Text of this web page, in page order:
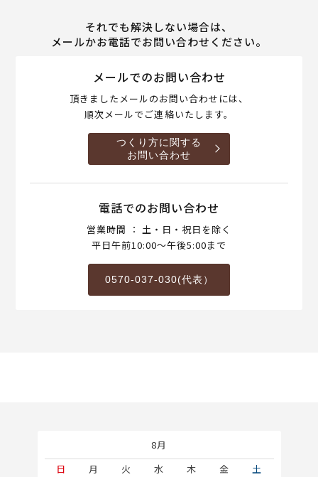
それでも解決しない場合は、
メールかお電話でお問い合わせください。
メールでのお問い合わせ
頂きましたメールのお問い合わせには、
順次メールでご連絡いたします。
つくり方に関する
お問い合わせ
電話でのお問い合わせ
営業時間 ： 土・日・祝日を除く
平日午前10:00～午後5:00まで
0570-037-030(代表）
8月
日
月 火 水 木 金
土